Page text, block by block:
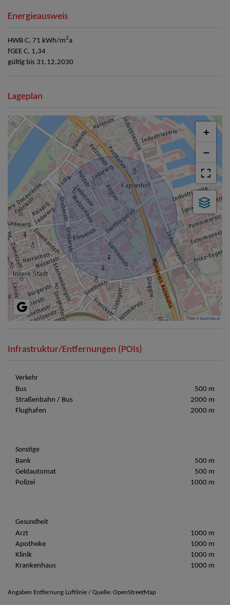
Energieausweis
HWB C, 71 kWh/m2a
fGEE C, 1,34
gültig bis 31.12.2030
Lageplan
+
−
Tiles ©basemap.at
Infrastruktur/Entfernungen (POIs)
Verkehr
Bus
500 m
Straßenbahn / Bus
2000 m
Flughafen
2000 m
Sonstige
Bank
500 m
Geldautomat
500 m
Polizei
1000 m
Gesundheit
Arzt
1000 m
Apotheke
1000 m
Klinik
1000 m
Krankenhaus
1000 m
Angaben Entfernung Luftlinie / Quelle: OpenStreetMap